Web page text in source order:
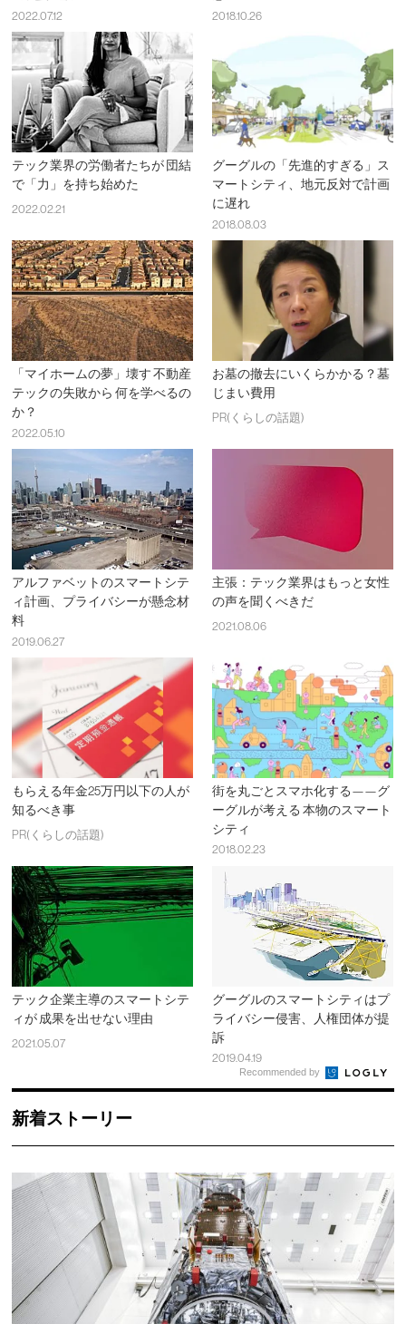
2022.07.12 2018.10.26
テック業界の労働者たちが 団結
で「力」を持ち始めた
2022.02.21
グーグルの「先進的すぎる」ス
マートシティ、地元反対で計画
に遅れ
2018.08.03
「マイホームの夢」壊す 不動産
テックの失敗から 何を学べるの
か？
2022.05.10
お墓の撤去にいくらかかる？墓
じまい費用
PR(くらしの話題)
アルファベットのスマートシテ
ィ計画、プライバシーが懸念材
料
2019.06.27
主張：テック業界はもっと女性
の声を聞くべきだ
2021.08.06
もらえる年金25万円以下の人が
知るべき事
PR(くらしの話題)
街を丸ごとスマホ化する——グ
ーグルが考える 本物のスマート
シティ
2018.02.23
テック企業主導のスマートシテ
ィが 成果を出せない理由
2021.05.07
グーグルのスマートシティはプ
ライバシー侵害、人権団体が提
訴
2019.04.19
Recommended by
新着ストーリー